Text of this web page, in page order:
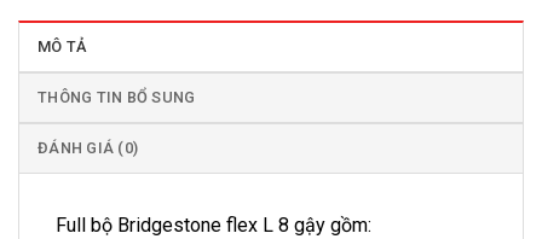
MÔ TẢ
THÔNG TIN BỔ SUNG
ĐÁNH GIÁ (0)
Full bộ Bridgestone flex L 8 gậy gồm: